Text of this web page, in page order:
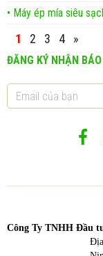
• Máy ép mía siêu
1 2 3 4 »
ĐĂNG KÝ NHẬN
Công Ty TNHH Đầu